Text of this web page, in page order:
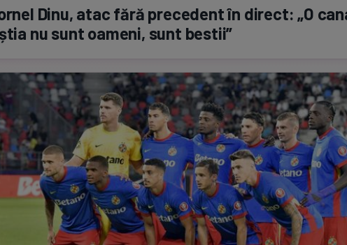
Dinu, atac fără precedent în direct: „O
nu sunt oameni, sunt bestii”